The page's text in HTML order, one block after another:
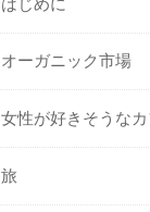
はじめに
オーガニック市場
女性が好きそうな
旅